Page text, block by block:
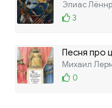
Элиас
3
Песня про
молодого
Михаил
0